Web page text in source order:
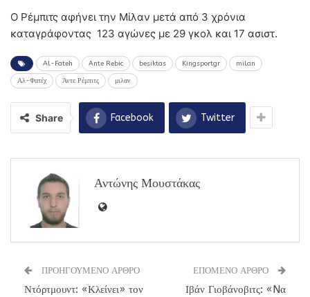
Ο Ρέμπιτς αφήνει την Μίλαν μετά από 3 χρόνια
καταγράφοντας 123 αγώνες με 29 γκολ και 17 ασιστ.
Al-Fateh Ante Rebic besiktas Kingsportgr milan
Αλ-Φατέχ Άντε Ρέμπιτς μιλαν
Share Facebook Twitter
Αντώνης Μουστάκας
ΠΡΟΗΓΟΥΜΕΝΟ ΑΡΘΡΟ
Ντόρτμουντ: «Κλείνει» τον
ΕΠΟΜΕΝΟ ΑΡΘΡΟ
Ιβάν Γιοβάνοβιτς: «Nα